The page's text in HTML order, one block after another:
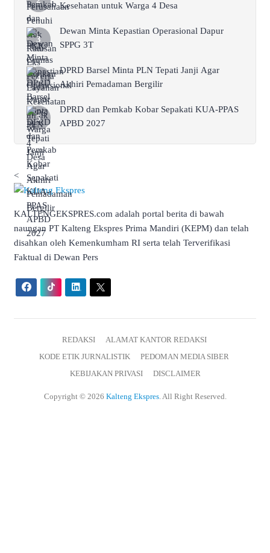
Kesehatan untuk Warga 4 Desa
Dewan Minta Kepastian Operasional Dapur
SPPG 3T
DPRD Barsel Minta PLN Tepati Janji Agar
Akhiri Pemadaman Bergilir
DPRD dan Pemkab Kobar Sepakati KUA-PPAS
APBD 2027
<
KALTENGEKSPRES.com adalah portal berita di bawah
naungan PT Kalteng Ekspres Prima Mandiri (KEPM) dan telah
disahkan oleh Kemenkumham RI serta telah Terverifikasi
Faktual di Dewan Pers
REDAKSI
ALAMAT KANTOR REDAKSI
KODE ETIK JURNALISTIK
PEDOMAN MEDIA SIBER
KEBIJAKAN PRIVASI
DISCLAIMER
Copyright © 2026 Kalteng Ekspres. All Right Reserved.